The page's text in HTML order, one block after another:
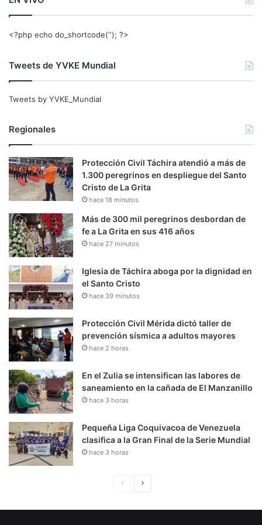
<?php echo do_shortcode(‘‘); ?>
Tweets de YVKE Mundial
Tweets by YVKE_Mundial
Regionales
Protección Civil Táchira atendió a más de
1.300 peregrinos en despliegue del Santo
Cristo de La Grita
hace 18 minutos
Más de 300 mil peregrinos desbordan de
fe a La Grita en sus 416 años
hace 27 minutos
Iglesia de Táchira aboga por la dignidad en
el Santo Cristo
hace 39 minutos
Protección Civil Mérida dictó taller de
prevención sísmica a adultos mayores
hace 2 horas
En el Zulia se intensifican las labores de
saneamiento en la cañada de El Manzanillo
hace 3 horas
Pequeña Liga Coquivacoa de Venezuela
clasifica a la Gran Final de la Serie Mundial
hace 3 horas